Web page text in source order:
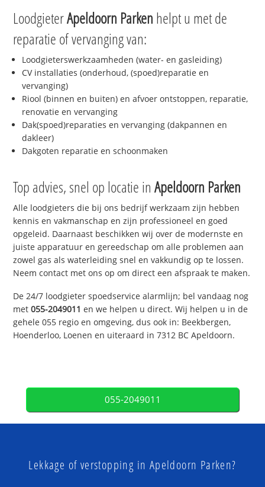
LoodgieterApeldoorn Parken helpt u met de
reparatie of vervanging van:
Loodgieterswerkzaamheden (water- en gasleiding)
CV installaties (onderhoud, (spoed)reparatie en
vervanging)
Riool (binnen en buiten) en afvoer ontstoppen, reparatie,
renovatie en vervanging
Dak(spoed)reparaties en vervanging (dakpannen en
dakleer)
Dakgoten reparatie en schoonmaken
Top advies, snel op locatie inApeldoorn Parken
Alle loodgieters die bij ons bedrijf werkzaam zijn hebben
kennis en vakmanschap en zijn professioneel en goed
opgeleid. Daarnaast beschikken wij over de modernste en
juiste apparatuur en gereedschap om alle problemen aan
zowel gas als waterleiding snel en vakkundig op te lossen.
Neem contact met ons op om direct een afspraak te maken.
De 24/7 loodgieter spoedservice alarmlijn; bel vandaag nog
met055-2049011 en we helpen u direct. Wij helpen u in de
gehele 055 regio en omgeving, dus ook in: Beekbergen,
Hoenderloo, Loenen en uiteraard in 7312 BC Apeldoorn.
055-2049011
Lekkage of verstopping in Apeldoorn Parken?